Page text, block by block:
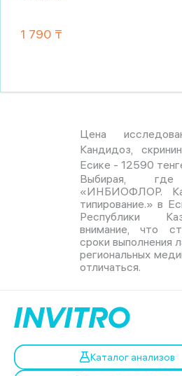
1 790 ₸
Цена
Кандидоз,
Есике - 12590
Выбирая,
«ИНБИОФЛОР.
типирование.» в
Республики
внимание, что
сроки выполнения
региональных
отличаться.
Каталог анализов